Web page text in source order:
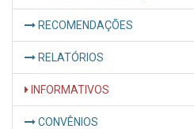
RECOMENDAÇÕES
RELATÓRIOS
INFORMATIVOS
CONVÊNIOS